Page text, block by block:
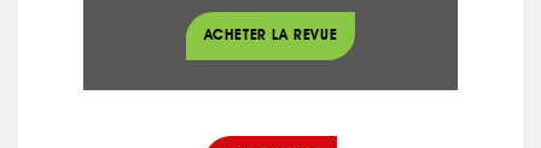
ACHETER LA REVUE